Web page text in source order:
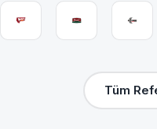
Tüm